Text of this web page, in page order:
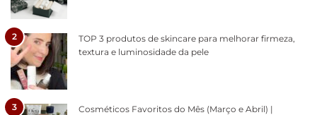
2
TOP 3 produtos de skincare para melhorar firmeza,
textura e luminosidade da pele
3
Cosméticos Favoritos do Mês (Março e Abril) |